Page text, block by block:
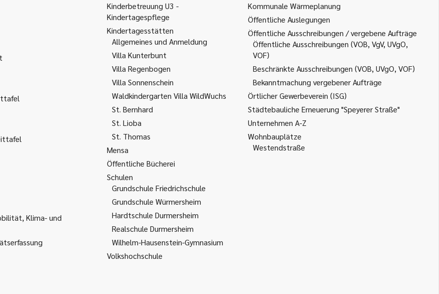
Klima- und
Kinderbetreuung U3 -
Kindertagespflege
Kindertagesstätten
Allgemeines und Anmeldung
Villa Kunterbunt
Villa Regenbogen
Villa Sonnenschein
Waldkindergarten Villa WildWuchs
St. Bernhard
St. Lioba
St. Thomas
Mensa
Öffentliche Bücherei
Schulen
Grundschule Friedrichschule
Grundschule Würmersheim
Hardtschule Durmersheim
Realschule Durmersheim
Wilhelm-Hausenstein-Gymnasium
Volkshochschule
Kommunale Wärmeplanung
Öffentliche Auslegungen
Öffentliche Ausschreibungen / vergebene Aufträge
Öffentliche Ausschreibungen (VOB, VgV, UVgO,
VOF)
Beschränkte Ausschreibungen (VOB, UVgO, VOF)
Bekanntmachung vergebener Aufträge
Örtlicher Gewerbeverein (ISG)
Städtebauliche Erneuerung "Speyerer Straße"
Unternehmen A-Z
Wohnbauplätze
Westendstraße